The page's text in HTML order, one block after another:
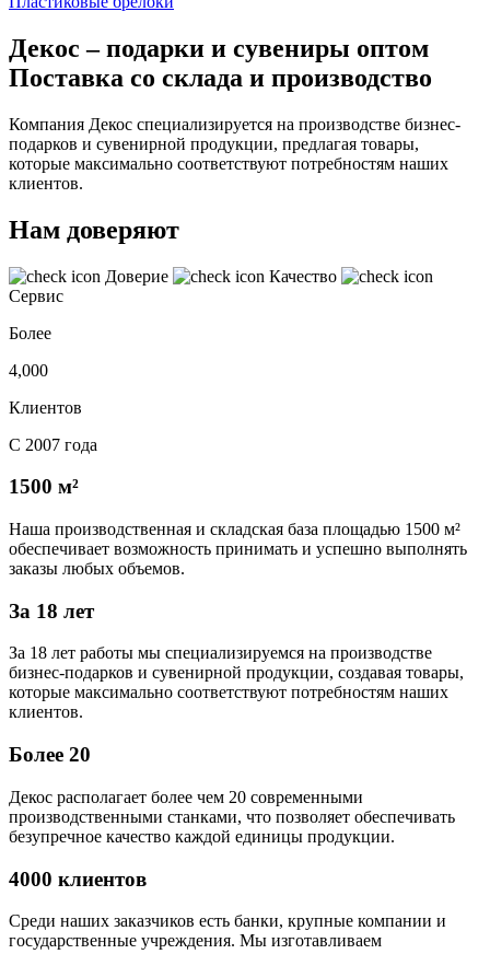
Декос – подарки и сувениры оптом
Поставка со склада и производство
Компания Декос специализируется на производстве бизнес-
подарков и сувенирной продукции, предлагая товары,
которые максимально соответствуют потребностям наших
клиентов.
Нам доверяют
Доверие
Качество
Сервис
Более
4,000
Клиентов
С 2007 года
1500 м²
Наша производственная и складская база площадью 1500 м²
обеспечивает возможность принимать и успешно выполнять
заказы любых объемов.
За 18 лет
За 18 лет работы мы специализируемся на производстве
бизнес-подарков и сувенирной продукции, создавая товары,
которые максимально соответствуют потребностям наших
клиентов.
Более 20
Декос располагает более чем 20 современными
производственными станками, что позволяет обеспечивать
безупречное качество каждой единицы продукции.
4000 клиентов
Среди наших заказчиков есть банки, крупные компании и
государственные учреждения. Мы изготавливаем